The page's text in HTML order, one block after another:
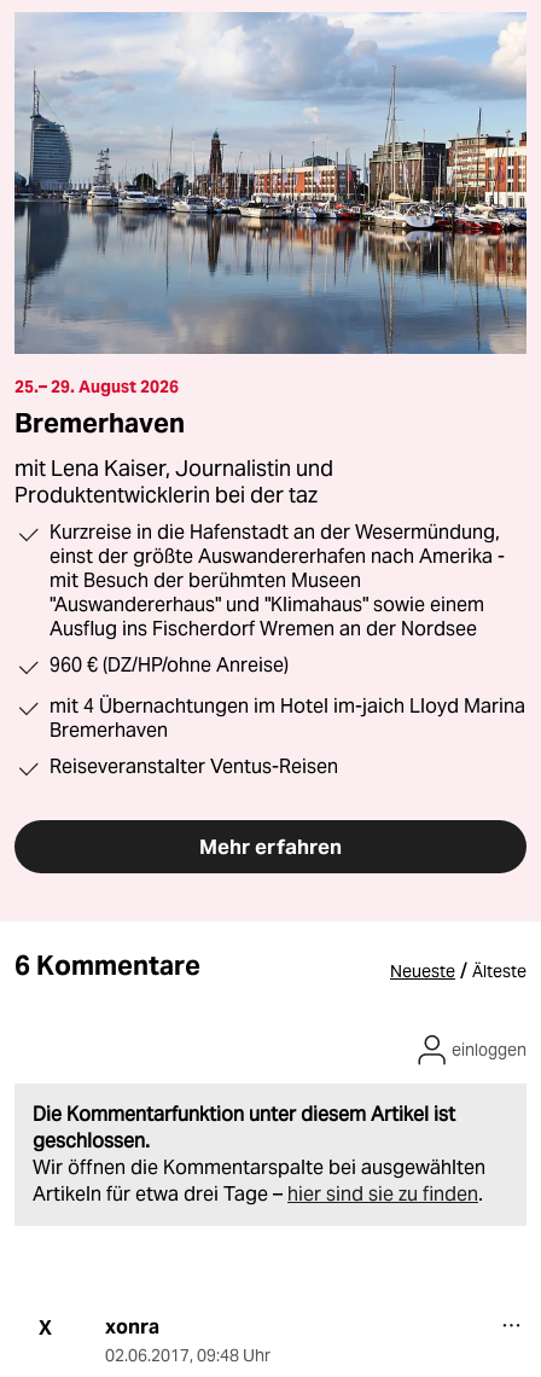
25.– 29. August 2026
Bremerhaven
mit Lena Kaiser, Journalistin und
Produktentwicklerin bei der taz
Kurzreise in die Hafenstadt an der Wesermündung,
einst der größte Auswandererhafen nach Amerika -
mit Besuch der berühmten Museen
"Auswandererhaus" und "Klimahaus" sowie einem
Ausflug ins Fischerdorf Wremen an der Nordsee
960 € (DZ/HP/ohne Anreise)
mit 4 Übernachtungen im Hotel im-jaich Lloyd Marina
Bremerhaven
Reiseveranstalter Ventus-Reisen
Mehr erfahren
6 Kommentare Neueste / Älteste
Die Kommentarfunktion unter diesem Artikel ist
geschlossen.
Wir öffnen die Kommentarspalte bei ausgewählten
Artikeln für etwa drei Tage – hier sind sie zu finden.
einloggen
X xonra
02.06.2017, 09:48 Uhr